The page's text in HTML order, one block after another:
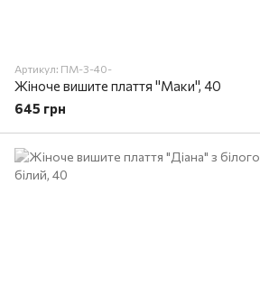
Артикул: ПМ-3-40-
Жіноче вишите плаття "Маки", 40
645 грн